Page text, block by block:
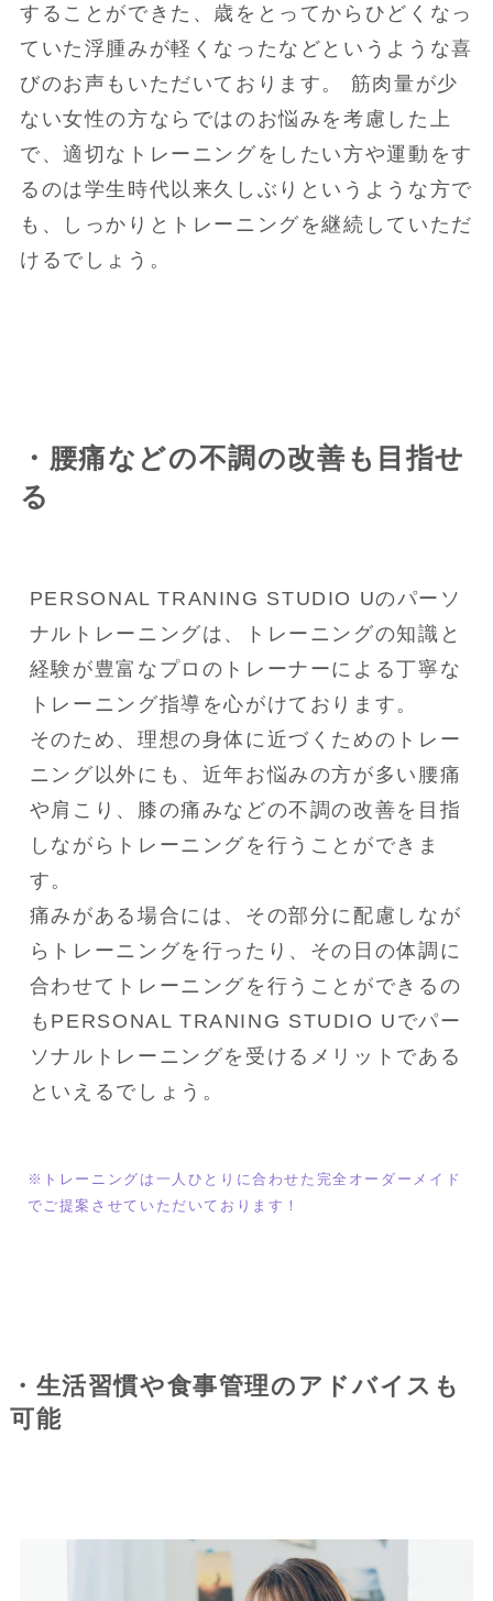
することができた、歳をとってからひどくなっ
ていた浮腫みが軽くなったなどというような喜
びのお声もいただいております。 筋肉量が少
ない女性の方ならではのお悩みを考慮した上
で、適切なトレーニングをしたい方や運動をす
るのは学生時代以来久しぶりというような方で
も、しっかりとトレーニングを継続していただ
けるでしょう。
・腰痛などの不調の改善も目指せ
る
PERSONAL TRANING STUDIO Uのパーソ
ナルトレーニングは、トレーニングの知識と
経験が豊富なプロのトレーナーによる丁寧な
トレーニング指導を心がけております。
そのため、理想の身体に近づくためのトレー
ニング以外にも、近年お悩みの方が多い腰痛
や肩こり、膝の痛みなどの不調の改善を目指
しながらトレーニングを行うことができま
す。
痛みがある場合には、その部分に配慮しなが
らトレーニングを行ったり、その日の体調に
合わせてトレーニングを行うことができるの
もPERSONAL TRANING STUDIO Uでパー
ソナルトレーニングを受けるメリットである
といえるでしょう。
※トレーニングは一人ひとりに合わせた完全オーダーメイド
でご提案させていただいております！
・生活習慣や食事管理のアドバイスも
可能